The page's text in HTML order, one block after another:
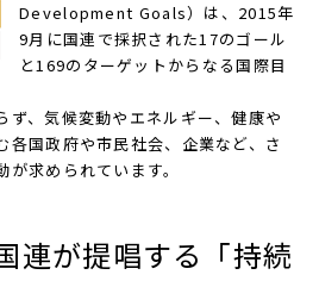
Development Goals）は、2015年
9月に国連で採択された17のゴール
と169のターゲットからなる国際目
ず、気候変動やエネルギー、健康や
各国政府や市民社会、企業など、さ
求められています。
連が提唱する「持続